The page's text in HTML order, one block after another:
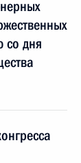
со дня